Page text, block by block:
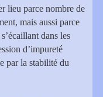
lieu parce nombre de
mais aussi parce
dans les
d’impureté
par la stabilité du